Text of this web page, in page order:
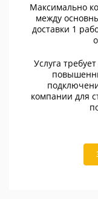
Максимально
между
доставки 1
Услуга
компании для